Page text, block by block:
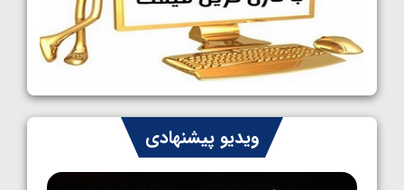
1405/05/08
کشتی فرنگی نوجوانان جهان؛ سکوی تیمی
سوم برای ایران
1405/05/07
ایران چشم به راه چهار مدال در پنج وزن دوم
کشتی فرنگی نوجوانان جهان
1405/05/06
ویدیو پیشنهادی